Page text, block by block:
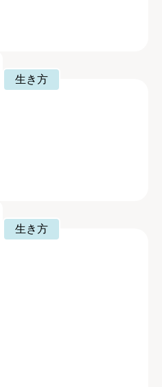
生き方
生き方